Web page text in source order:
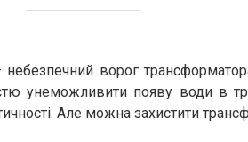
небезпечний ворог
унеможливити появу води в
Але можна захистити